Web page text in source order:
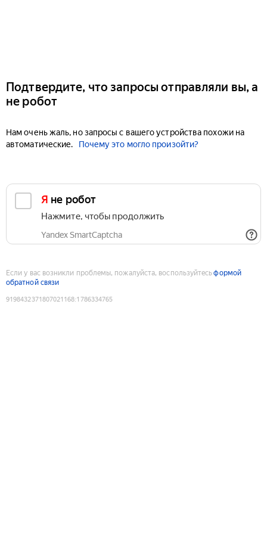
Подтвердите, что запросы отправляли вы, а
не робот
Нам очень жаль, но запросы с вашего устройства похожи на
автоматические.
Почему это могло произойти?
Я не робот
Нажмите, чтобы продолжить
Yandex SmartCaptcha
Если у вас возникли проблемы, пожалуйста, воспользуйтесьформой
обратной связи
9198432371807021168:1786334765